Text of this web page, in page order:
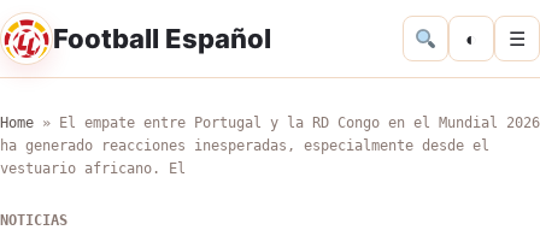
Football Español ◐ ☰
Home »
El empate entre Portugal y la RD Congo en el Mundial 2026
ha generado reacciones inesperadas, especialmente desde el
vestuario africano. El
NOTICIAS